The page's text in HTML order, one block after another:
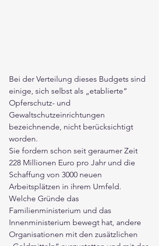
Bei der Verteilung dieses Budgets sind
einige, sich selbst als „etablierte“
Opferschutz- und
Gewaltschutzeinrichtungen
bezeichnende, nicht berücksichtigt
worden.
Sie fordern schon seit geraumer Zeit
228 Millionen Euro pro Jahr und die
Schaffung von 3000 neuen
Arbeitsplätzen in ihrem Umfeld.
Welche Gründe das
Familienministerium und das
Innenministerium bewegt hat, andere
Organisationen mit den zusätzlichen